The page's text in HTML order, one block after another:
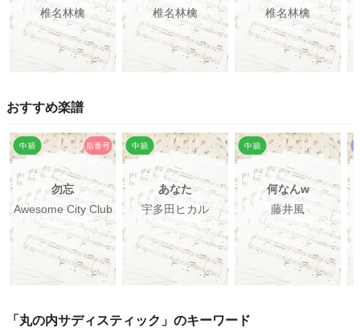
椎名林檎
椎名林檎
椎名林檎
おすすめ楽譜
勿忘
Awesome City Club
あなた
宇多田ヒカル
何なんw
藤井風
「 丸の内サディスティック 」のキーワード